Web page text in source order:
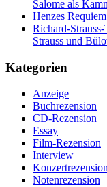
Salome als
Henzes
Richard-
Strauss und
Kategorien
Anzeige
Buchrezension
CD-Rezension
Essay
Film-Rezension
Interview
Notenrezension